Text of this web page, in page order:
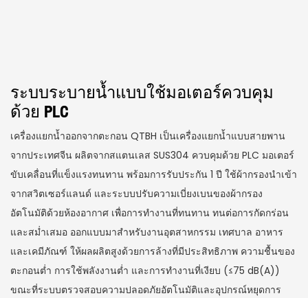
ระบบระบายน้ำแบบใช้มอเตอร์ควบคุม
ด้วย PLC
เครื่องแยกน้ำออกจากตะกอน QTBH เป็นเครื่องแยกน้ำแบบสายพาน
จากประเทศจีน ผลิตจากสแตนเลส SUS304 ควบคุมด้วย PLC มอเตอร์
ขับเคลื่อนที่แข็งแรงทนทาน พร้อมการรับประกัน 1 ปี ใช้ผ้ากรองนำเข้า
จากสวิตเซอร์แลนด์ และระบบปรับความเบี่ยงเบนของผ้ากรอง
อัตโนมัติด้วยห้องอากาศ เพื่อการทำงานที่ทนทาน ทนต่อการกัดกร่อน
และสม่ำเสมอ ออกแบบมาสำหรับงานอุตสาหกรรม เทศบาล อาหาร
และเคมีภัณฑ์ ให้ผลผลิตสูงด้วยการล้างที่มีประสิทธิภาพ ความชื้นของ
ตะกอนต่ำ การใช้พลังงานต่ำ และการทำงานที่เงียบ (≤75 dB(A))
ขณะที่ระบบตรวจสอบความปลอดภัยอัตโนมัติและอุปกรณ์หยุดการ